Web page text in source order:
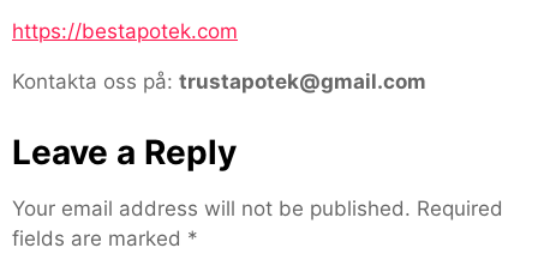
https://bestapotek.com
Kontakta oss på: trustapotek@gmail.com
Leave a Reply
Your email address will not be published. Required
fields are marked *